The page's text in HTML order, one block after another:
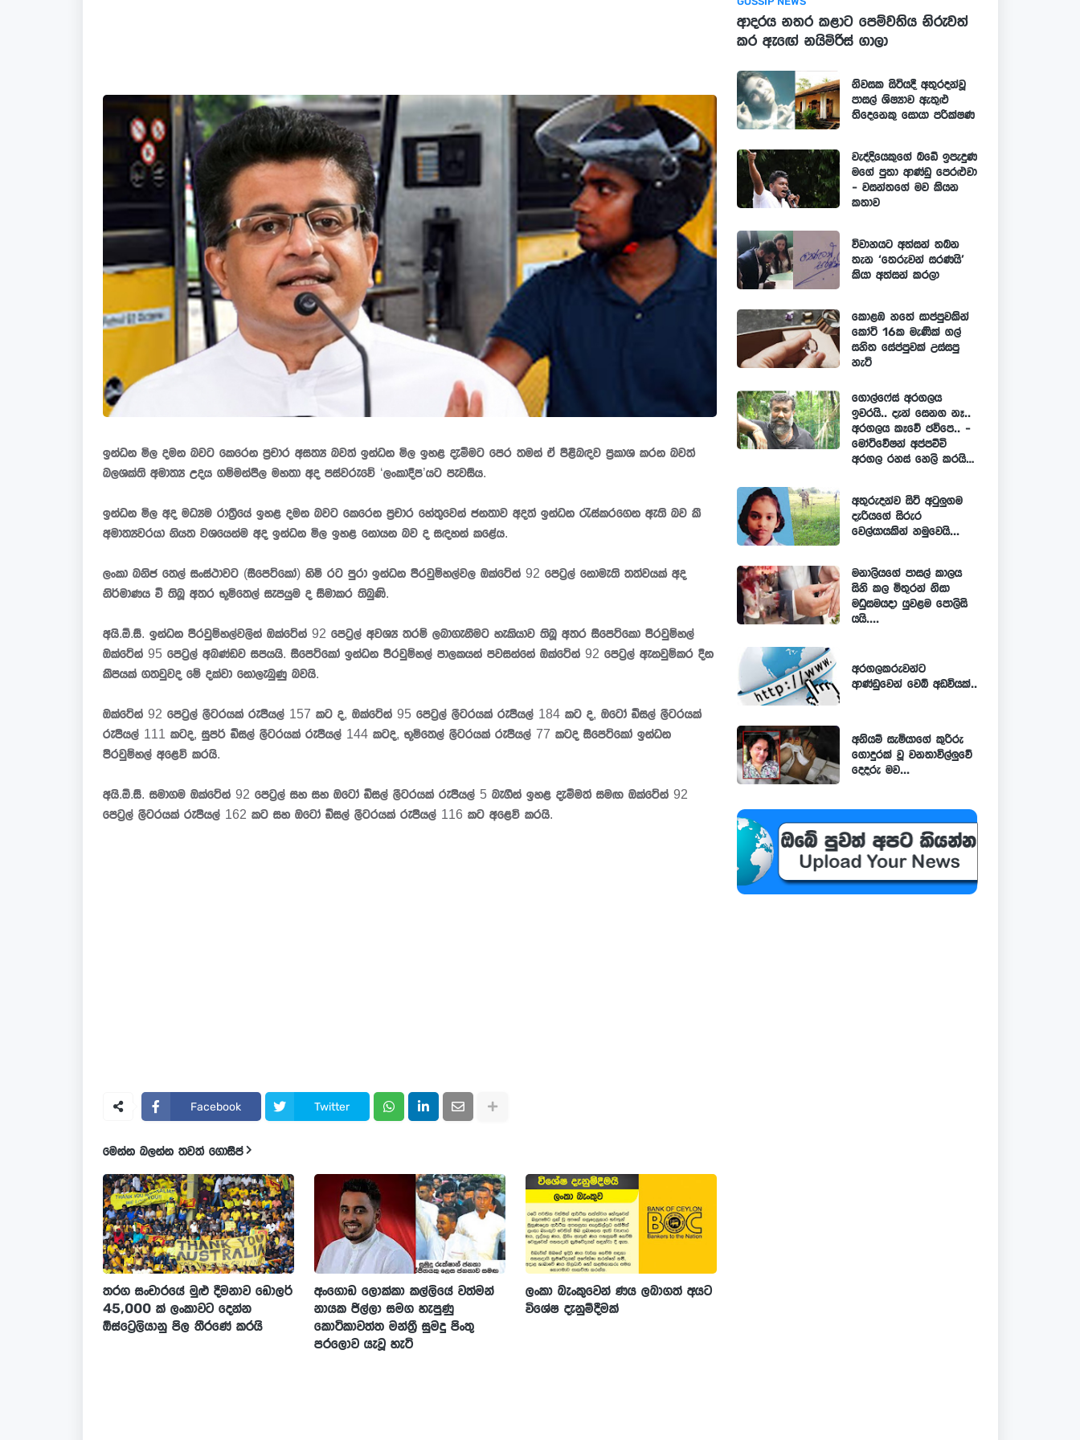
ඉන්ධන මිල දමන බවට කෙරෙන ප්‍රචාර අසත්‍ය බවත් ඉන්ධන මිල ඉහළ දැමීමට පෙර තමන් ඒ පිළිබඳව ප්‍රකාශ කරන බවත්
බලශක්ති අමාත්‍ය උදය ගම්මන්පිල මහතා අද පස්වරුවේ ‘ලංකාදීප’යට පැවසීය.
ඉන්ධන මිල අද මධ්‍යම රාත්‍රීයේ ඉහළ දමන බවට කෙරෙන ප්‍රචාර හේතුවෙන් ජනතාව අදත් ඉන්ධන රැස්කරගෙන ඇති බව කී
අමාත්‍යවරයා නියත වශයෙන්ම අද ඉන්ධන මිල ඉහළ නොයන බව ද සඳහන් කළේය.
ලංකා ඛනිජ තෙල් සංස්ථාවට (සිපෙට්කෝ) හිමි රට පුරා ඉන්ධන පිරවුම්හල්වල ඔක්ටේන් 92 පෙට්‍රල් නොමැති තත්වයක් අද
නිර්මාණය වී තිබූ අතර භූමිතෙල් සැපයුම ද සීමාකර තිබුණි.
අයි.ඕ.සී. ඉන්ධන පිරවුම්හල්වලින් ඔක්ටේන් 92 පෙට්‍රල් අවශ්‍ය තරම් ලබාගැනීමට හැකියාව තිබූ අතර සිපෙට්කො පිරවුම්හල්
ඔක්ටේන් 95 පෙට්‍රල් අඛණ්ඩව සපයයි. සිපෙට්කෝ ඉන්ධන පිරවුම්හල් පාලකයන් පවසන්නේ ඔක්ටේන් 92 පෙට්‍රල් ඇනවුම්කර දින
කීපයක් ගතවුවද මේ දක්වා නොලැබුණු බවයි.
ඔක්ටේන් 92 පෙට්‍රල් ලීටරයක් රුපියල් 157 කට ද, ඔක්ටේන් 95 පෙට්‍රල් ලීටරයක් රුපියල් 184 කට ද, ඔටෝ ඩීසල් ලීටරයක්
රුපියල් 111 කටද, සුපර් ඩීසල් ලීටරයක් රුපියල් 144 කටද, භූමිතෙල් ලීටරයක් රුපියල් 77 කටද සිපෙට්කෝ ඉන්ධන
පිරවුම්හල් අළෙවි කරයි.
අයි.ඕ.සී. සමාගම ඔක්ටේන් 92 පෙට්‍රල් සහ සහ ඔටෝ ඩීසල් ලීටරයක් රුපියල් 5 බැගින් ඉහළ දැමීමත් සමඟ ඔක්ටේන් 92
පෙට්‍රල් ලීටරයක් රුපියල් 162 කට සහ ඔටෝ ඩීසල් ලීටරයක් රුපියල් 116 කට අළෙවි කරයි.
Facebook Twitter
මෙන්න බලන්න තවත් ගොසිප්
තරග සංචාරයේ මුළු දීමනාව ඩොලර්
45,000 ක් ලංකාවට දෙන්න
ඕස්ට්‍රෙලියානු පිල තීරණේ කරයි
අංගොඩ ලොක්කා කල්ලියේ වත්මන්
නායක ජිල්ලා සමග හැපුණු
කොටිකාවත්ත මන්ත්‍රී සුමදු පිංතු
පරලොව යැවූ හැටි
ලංකා බැංකුවෙන් ණය ලබාගත් අයට
විශේෂ දැනුම්දීමක්
ආදරය නතර කළාට පෙම්වතිය නිරුවත්
කර ඇඟේ නයිමිරිස් ගාලා
නිවසක සිටියදී අතුරදන්වූ
පාසල් ශිෂ්‍යාව ඇතුළු
තිදෙනෙකු සොයා පරික්ෂණ
වැද්දියෙකුගේ බඩේ ඉපැදුණ
මගේ පුතා ආණ්ඩු පෙරළුවා
- වසන්තගේ මව කියන
කතාව
විවාහයට අත්සන් තබන
තැන ‘තෙරුවන් සරණයි’
කියා අත්සන් කරලා
කොළඹ හතේ සාප්පුවකින්
කෝටි 16ක මැණික් ගල්
සහිත සේප්පුවක් උස්සපු
හැටි
ගොල්ෆේස් අරගලය
ඉවරයි.. දැන් සෙනග නෑ..
අරගලය කෑවේ ජවිපෙ.. -
මෝටිවේෂන් අප්පච්චි
අරගල රහස් හෙලි කරයි…
අතුරුදන්ව සිටි අටුලුගම
දැරියගේ සිරුර
වෙල්යායකින් හමුවෙයි...
මනාලියගේ පාසල් කාලය
සිහි කල මිතුරන් නිසා
මධුසමයදා යුවළම පොලිසි
යයි....
අරගලකරුවන්ට
ආණ්ඩුවෙන් වෙබ් අඩවියක්..
අනියම් සැමියාගේ කුරිරු
ගොදුරක් වූ වනතාවිල්ලුවේ
දෙදරු මව...